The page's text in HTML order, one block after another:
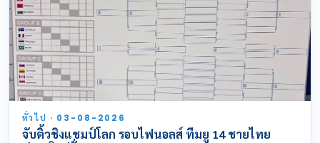
ทั่วไป · 03-08-2026
จับติ้วชิงแชมป์โลก รอบไฟนอลส์ ทีมยู 14 ชายไทย